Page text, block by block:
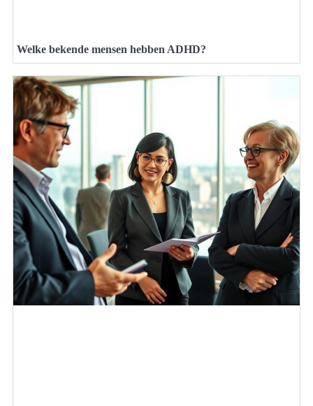
Welke bekende mensen hebben ADHD?